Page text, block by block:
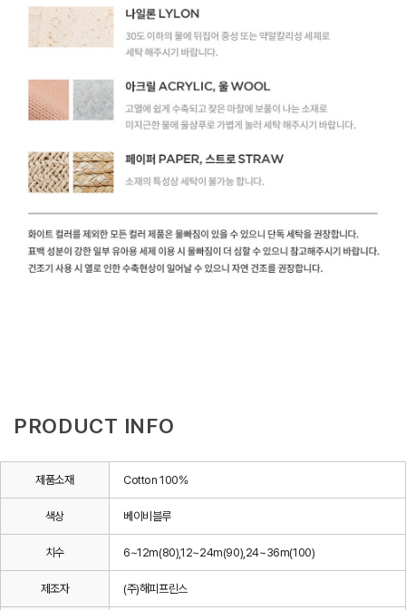
PRODUCT INFO
제품소재 Cotton 100%
색상 베이비블루
치수 6~12m(80),12~24m(90),24~36m(100)
제조자 (주)해피프린스